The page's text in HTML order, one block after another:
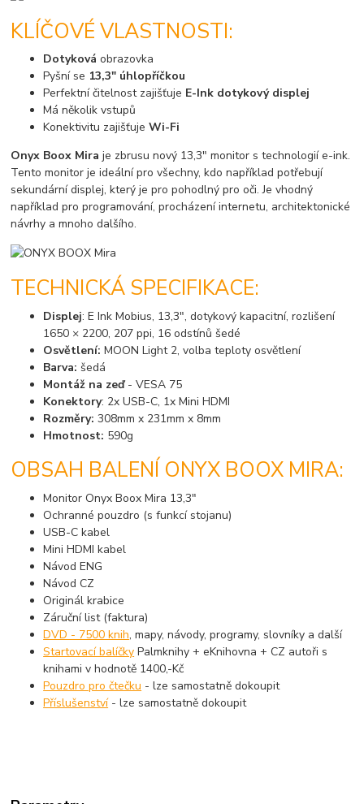
KLÍČOVÉ VLASTNOSTI:
Dotyková obrazovka
Pyšní se 13,3" úhlopříčkou
Perfektní čitelnost zajišťuje E-Ink dotykový displej
Má několik vstupů
Konektivitu zajišťujeWi-Fi
Onyx Boox Mira je zbrusu nový 13,3" monitor s technologií e-ink.
Tento monitor je ideální pro všechny, kdo například potřebují
sekundární displej, který je pro pohodlný pro oči. Je vhodný
například pro programování, procházení internetu, architektonické
návrhy a mnoho dalšího.
TECHNICKÁ SPECIFIKACE:
Displej: E Ink Mobius, 13,3", dotykový kapacitní, rozlišení
1650 × 2200, 207 ppi, 16 odstínů šedé
Osvětlení: MOON Light 2, volba teploty osvětlení
Barva: šedá
Montáž na zeď- VESA 75
Konektory: 2x USB-C, 1x Mini HDMI
Rozměry: 308mm x 231mm x 8mm
Hmotnost: 590g
OBSAH BALENÍ ONYX BOOX MIRA:
Monitor Onyx Boox Mira 13,3"
Ochranné pouzdro (s funkcí stojanu)
USB-C kabel
Mini HDMI kabel
Návod ENG
Návod CZ
Originál krabice
Záruční list (faktura)
DVD - 7500 knih, mapy, návody, programy, slovníky a další
Startovací balíčky Palmknihy + eKnihovna + CZ autoři s
knihami v hodnotě 1400,-Kč
Pouzdro pro čtečku - lze samostatně dokoupit
Příslušenství- lze samostatně dokoupit